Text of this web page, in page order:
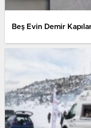
Beş Evin Demir